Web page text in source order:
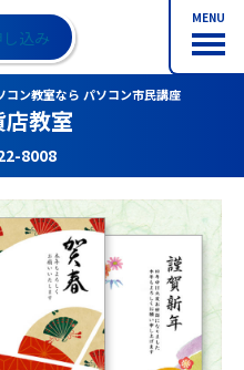
MENU
し込み
ン教室なら パソコン市民講座
教室
8008